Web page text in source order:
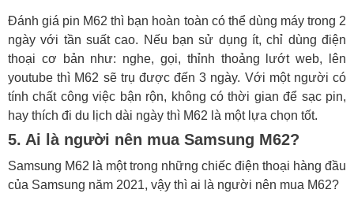
Đánh giá pin M62 thì bạn hoàn toàn có thể dùng máy trong 2
ngày với tần suất cao. Nếu bạn sử dụng ít, chỉ dùng điện
thoại cơ bản như: nghe, gọi, thỉnh thoảng lướt web, lên
youtube thì M62 sẽ trụ được đến 3 ngày. Với một người có
tính chất công việc bận rộn, không có thời gian để sạc pin,
hay thích đi du lịch dài ngày thì M62 là một lựa chọn tốt.
5. Ai là người nên mua Samsung M62?
Samsung M62 là một trong những chiếc điện thoại hàng đầu
của Samsung năm 2021, vậy thì ai là người nên mua M62?